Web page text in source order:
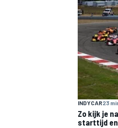
MEER
INDYCAR23
Zo kijk je
starttijd